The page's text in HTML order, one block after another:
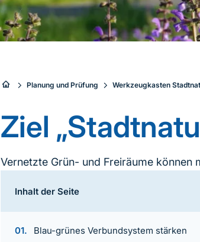
Sie
sind
hier:
Planung und Prüfung Werkzeugkasten
Ziel
Vernetzte Grün- und Freiräume können
Inhaltsnavigation
Inhalt der Seite
Blau-grünes Verbundsystem stärken